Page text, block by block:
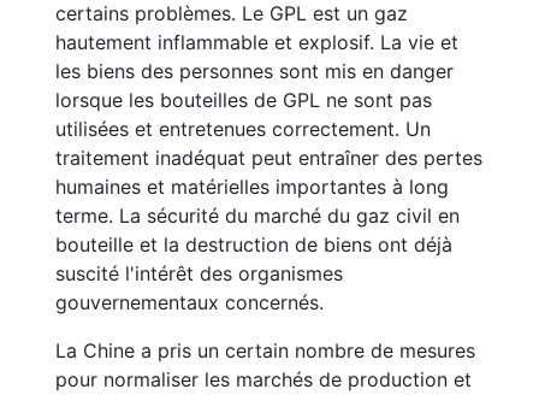
certains problèmes. Le GPL est un gaz
hautement inflammable et explosif. La vie et
les biens des personnes sont mis en danger
lorsque les bouteilles de GPL ne sont pas
utilisées et entretenues correctement. Un
traitement inadéquat peut entraîner des pertes
humaines et matérielles importantes à long
terme. La sécurité du marché du gaz civil en
bouteille et la destruction de biens ont déjà
suscité l'intérêt des organismes
gouvernementaux concernés.
La Chine a pris un certain nombre de mesures
pour normaliser les marchés de production et